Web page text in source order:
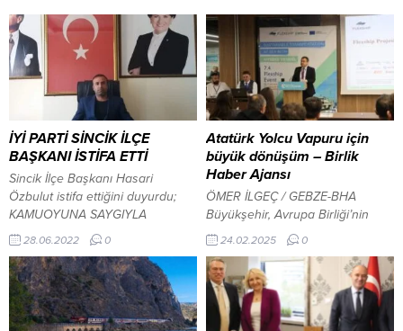
İYİ PARTİ SİNCİK İLÇE
BAŞKANI İSTİFA ETTİ
Sincik İlçe Başkanı Hasari
Özbulut istifa ettiğini duyurdu;
KAMUOYUNA SAYGIYLA
DUYURULUR : Kurucusu
olduğum İYİ Parti’nin Sincik ilçe
başkanlığını 2018’den beri
yürütmekteyim.Parti teşkilatını
kurmak, tüm ülkede olduğu gibi
Sincik ilçemizde de çok kolay
28.06.2022 0
Atatürk Yolcu Vapuru için
büyük dönüşüm – Birlik
Haber Ajansı
ÖMER İLGEÇ / GEBZE-BHA
Büyükşehir, Avrupa Birliği’nin
Horizon Programı kapsamında
dizel yakıtla çalışan Atatürk Yolcu
Vapuru’nu elektrikli batarya
tahrik sistemiyle dönüştürmeye
hazırlanıyor. Proje ile hem yüzde
70 oranında enerji tasarrufu
24.02.2025 0